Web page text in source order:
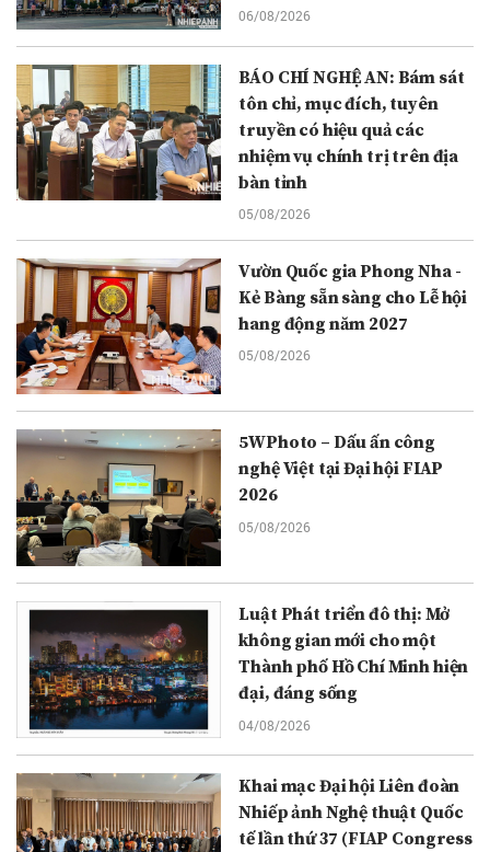
06/08/2026
BÁO CHÍ NGHỆ AN: Bám sát
tôn chỉ, mục đích, tuyên
truyền có hiệu quả các
nhiệm vụ chính trị trên địa
bàn tỉnh
05/08/2026
Vườn Quốc gia Phong Nha -
Kẻ Bàng sẵn sàng cho Lễ hội
hang động năm 2027
05/08/2026
5WPhoto – Dấu ấn công
nghệ Việt tại Đại hội FIAP
2026
05/08/2026
Luật Phát triển đô thị: Mở
không gian mới cho một
Thành phố Hồ Chí Minh hiện
đại, đáng sống
04/08/2026
Khai mạc Đại hội Liên đoàn
Nhiếp ảnh Nghệ thuật Quốc
tế lần thứ 37 (FIAP Congress